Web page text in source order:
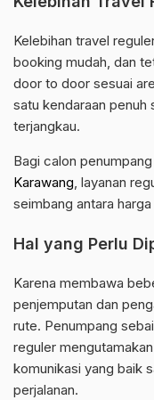
Kelebihan travel
booking mudah, dan
door to door sesuai
satu kendaraan penuh
terjangkau.
Bagi calon
Karawang, layanan
seimbang antara
Hal yang Perlu
Karena membawa
penjemputan dan
rute. Penumpang
reguler
komunikasi yang baik
perjalanan.